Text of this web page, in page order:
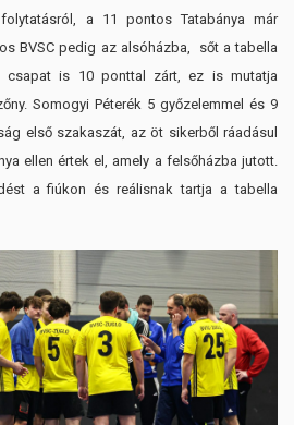
a 11 pontos Tatabánya már
BVSC pedig az alsóházba, sőt a tabella
csapat is 10 ponttal zárt, ez is mutatja
Somogyi Péterék 5 győzelemmel és 9
első szakaszát, az öt sikerből ráadásul
ellen értek el, amely a felsőházba jutott.
a fiúkon és reálisnak tartja a tabella